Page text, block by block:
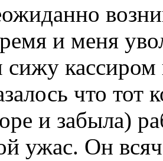
и меня
кассиром
что тот
и забыла)
ужас. Он